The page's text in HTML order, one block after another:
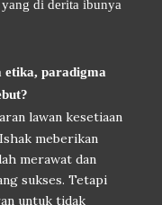
di derita ibunya
etika, paradigma
lawan kesetiaan
meberikan
merawat dan
sukses. Tetapi
untuk tidak